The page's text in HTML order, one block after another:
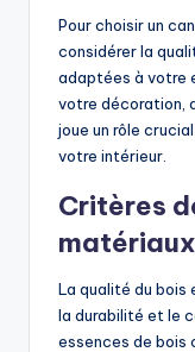
Pour choisir un
considérer la
adaptées à votre
votre décoration,
joue un rôle
votre intérieur.
Critères
matériaux
La qualité du bois
la durabilité et le
essences de bois